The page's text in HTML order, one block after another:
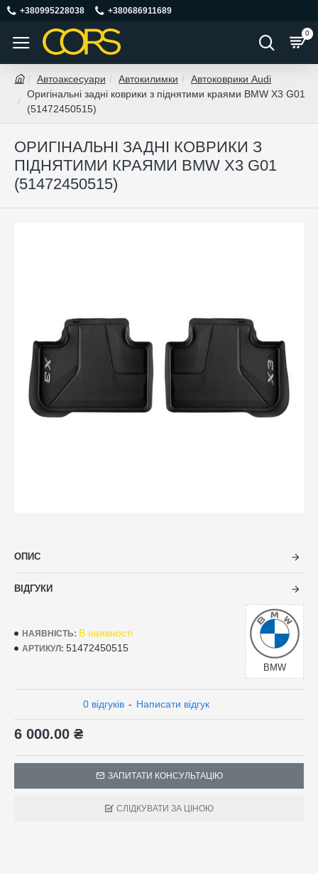
+380995228038 +380686911689
0
Автоаксесуари Автокилимки
Автоковрики Audi
Оригінальні задні коврики з піднятими краями BMW X3 G01
(51472450515)
ОРИГІНАЛЬНІ ЗАДНІ КОВРИКИ З
ПІДНЯТИМИ КРАЯМИ BMW X3 G01
(51472450515)
ОПИС
ВІДГУКИ
НАЯВНІСТЬ: В наявності
АРТИКУЛ: 51472450515
BMW
0 відгуків - Написати відгук
6 000.00 ₴
ЗАПИТАТИ КОНСУЛЬТАЦІЮ
СЛІДКУВАТИ ЗА ЦІНОЮ